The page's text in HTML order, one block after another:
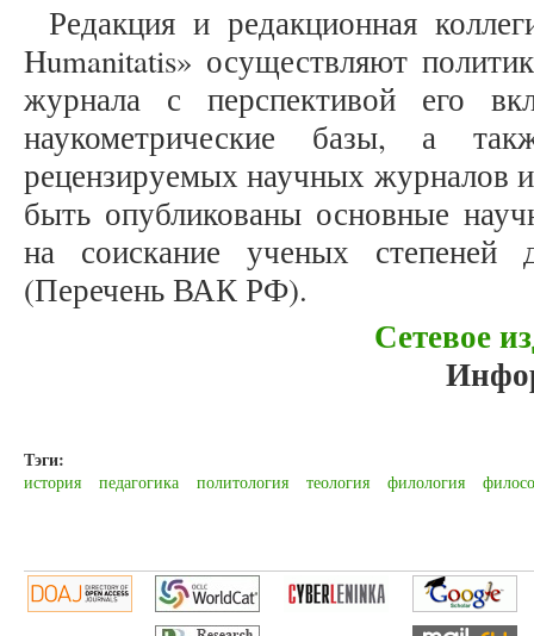
Редакция и редакционная
Humanitatis» осуществляют
журнала с перспективой его
наукометрические базы, а
рецензируемых научных журналов
быть опубликованы основные
на соискание ученых степеней
(Перечень ВАК РФ).
Сетевое
Тэги:
история педагогика политология теология филология